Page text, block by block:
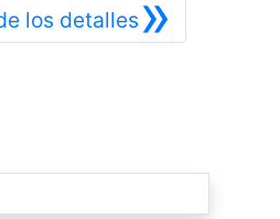
»
los detallesSiguiente